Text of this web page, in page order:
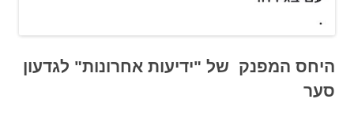
היחס המפנק של "ידיעות אחרונות" לגדעון
סער